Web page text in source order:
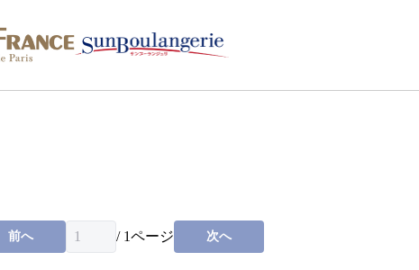
前へ / 1ページ 次へ